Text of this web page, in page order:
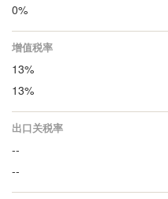
0%
增值税率
13%
13%
出口关税率
--
--